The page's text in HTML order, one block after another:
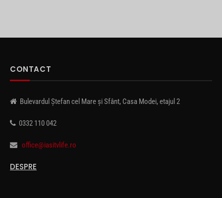
CONTACT
Bulevardul Ștefan cel Mare și Sfânt, Casa Modei, etajul 2
0332 110 042
office@iasitvlife.ro
DESPRE